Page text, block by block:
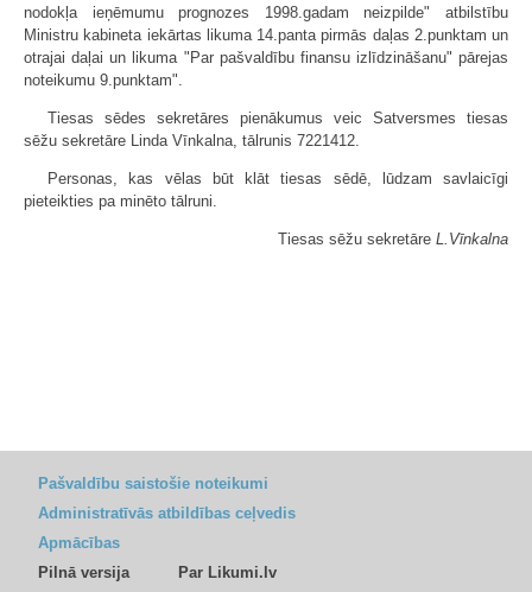
nodokļa ieņēmumu prognozes 1998.gadam neizpilde" atbilstību
Ministru kabineta iekārtas likuma 14.panta pirmās daļas 2.punktam un
otrajai daļai un likuma "Par pašvaldību finansu izlīdzināšanu" pārejas
noteikumu 9.punktam".
Tiesas sēdes sekretāres pienākumus veic Satversmes tiesas
sēžu sekretāre Linda Vīnkalna, tālrunis 7221412.
Personas, kas vēlas būt klāt tiesas sēdē, lūdzam savlaicīgi
pieteikties pa minēto tālruni.
Tiesas sēžu sekretāre L.Vīnkalna
Pašvaldību saistošie noteikumi
Administratīvās atbildības ceļvedis
Apmācības
Pilnā versija
Par Likumi.lv